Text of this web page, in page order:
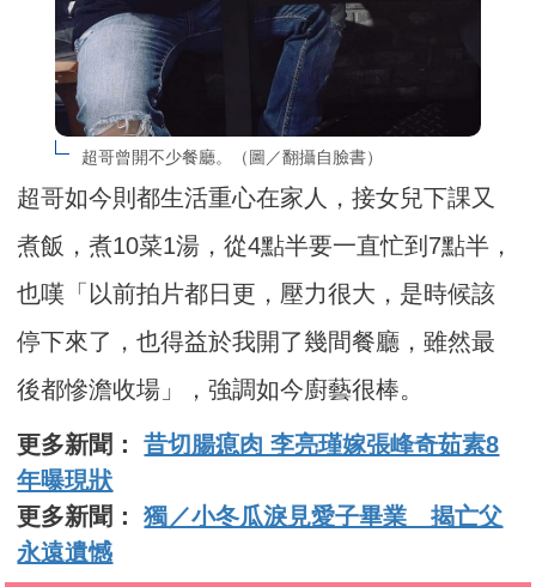
超哥曾開不少餐廳。（圖／翻攝自臉書）
超哥如今則都生活重心在家人，接女兒下課又
煮飯，煮10菜1湯，從4點半要一直忙到7點半，
也嘆「以前拍片都日更，壓力很大，是時候該
停下來了，也得益於我開了幾間餐廳，雖然最
後都慘澹收場」，強調如今廚藝很棒。
更多新聞：昔切腸瘜肉 李亮瑾嫁張峰奇茹素8
年曝現狀
更多新聞：獨／小冬瓜淚見愛子畢業 揭亡父
永遠遺憾